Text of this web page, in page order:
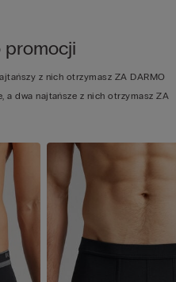
z nich otrzymasz ZA DARMO
a dwa najtańsze z nich otrzymasz ZA